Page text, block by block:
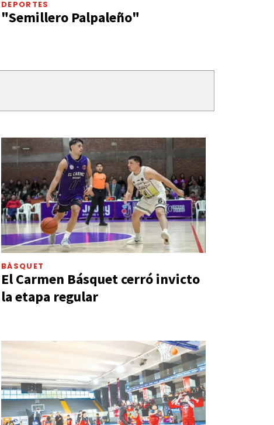
DEPORTES
"Semillero Palpaleño"
BÁSQUET
El Carmen Básquet cerró invicto
la etapa regular